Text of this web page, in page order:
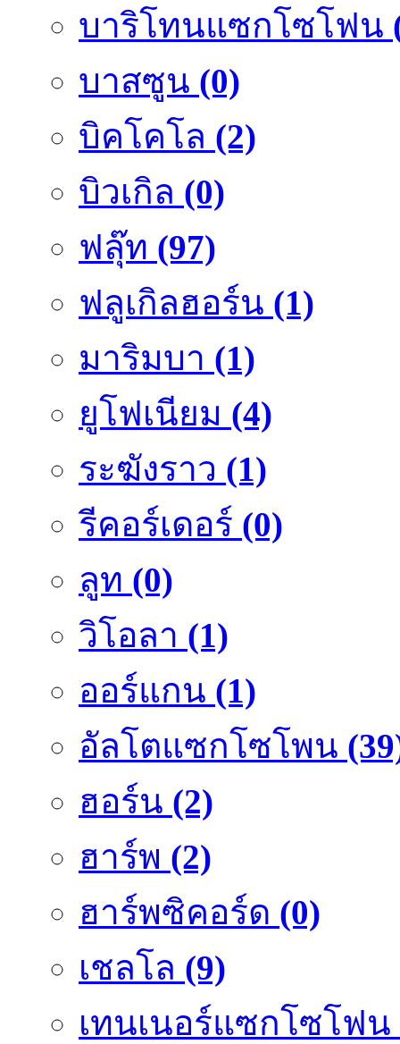
บาริโทนแซกโซโฟน
บาสซูน (0)
บิคโคโล (2)
บิวเกิล (0)
ฟลุ๊ท (97)
ฟลูเกิลฮอร์น (1)
มาริมบา (1)
ยูโฟเนียม (4)
ระฆังราว (1)
รีคอร์เดอร์ (0)
ลูท (0)
วิโอลา (1)
ออร์แกน (1)
อัลโตแซกโซโพน
ฮอร์น (2)
ฮาร์พ (2)
ฮาร์พซิคอร์ด (0)
เชลโล (9)
เทนเนอร์แซกโซโฟน